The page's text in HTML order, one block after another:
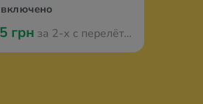
грн за 2-х с перелётом из Ганновера